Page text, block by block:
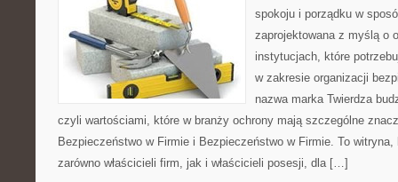
spokoju i porządku w
zaprojektowana z myślą o
instytucjach, które
w zakresie organizacji
nazwa marka Twierdza
czyli wartościami, które w branży ochrony mają szczególne
Bezpieczeństwo w Firmie i Bezpieczeństwo w Firmie. To
zarówno właścicieli firm, jak i właścicieli posesji, dla […]